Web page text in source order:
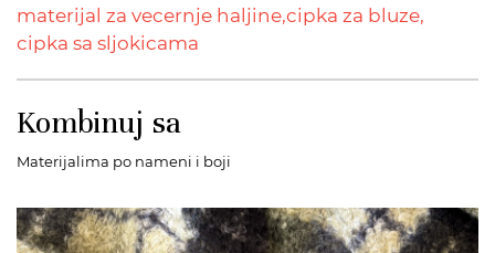
materijal za vecernje haljine,cipka za bluze,
cipka sa sljokicama
Kombinuj sa
Materijalima po nameni i boji